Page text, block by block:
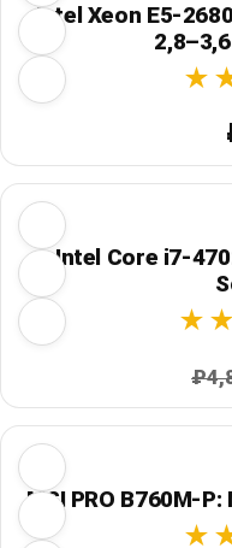
Intel Xeon E5-
Intel Core i7-
MSI PRO B760M-P: